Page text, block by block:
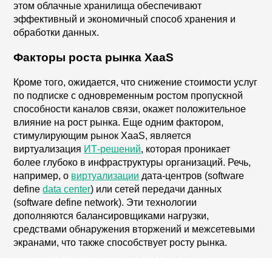
этом облачные хранилища обеспечивают
эффективный и экономичный способ хранения и
обработки данных.
Факторы роста рынка XaaS
Кроме того, ожидается, что снижение стоимости услуг
по подписке с одновременным ростом пропускной
способности каналов связи, окажет положительное
влияние на рост рынка. Еще одним фактором,
стимулирующим рынок XaaS, является
виртуализация ИТ-решений, которая проникает
более глубоко в инфраструктуры организаций. Речь,
например, о виртуализации дата-центров (software
definedata center) или сетей передачи данных
(software define network). Эти технологии
дополняются балансировщиками нагрузки,
средствами обнаружения вторжений и межсетевыми
экранами, что также способствует росту рынка.